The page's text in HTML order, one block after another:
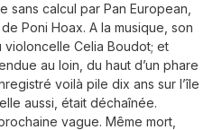
calcul par Pan European,
Poni Hoax. A la musique, son
violoncelle Celia Boudot; et
au loin, du haut d’un phare
voilà pile dix ans sur l’île
aussi, était déchaînée.
vague. Même mort,